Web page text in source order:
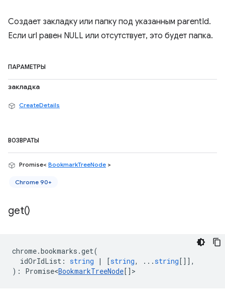
Создает закладку или папку под указанным parentId.
Если url равен NULL или отсутствует, это будет папка.
ПАРАМЕТРЫ
закладка
CreateDetails
ВОЗВРАТЫ
Promise< BookmarkTreeNode >
Chrome 90+
get()
chrome.bookmarks .get(
idOrIdList : string | [string, ...string []],
) : Promise<BookmarkTreeNode [] >